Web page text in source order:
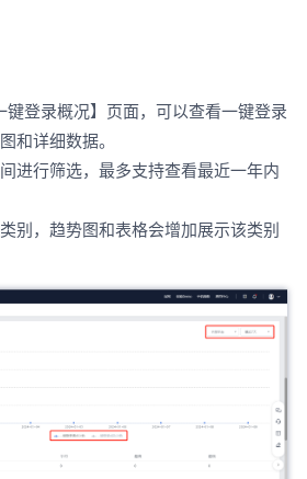
登录概况】页面，可以查看一键登录
和详细数据。
进行筛选，最多支持查看最近一年内
别，趋势图和表格会增加展示该类别